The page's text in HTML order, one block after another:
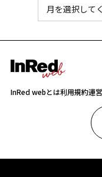
InRed webとは利用規約運